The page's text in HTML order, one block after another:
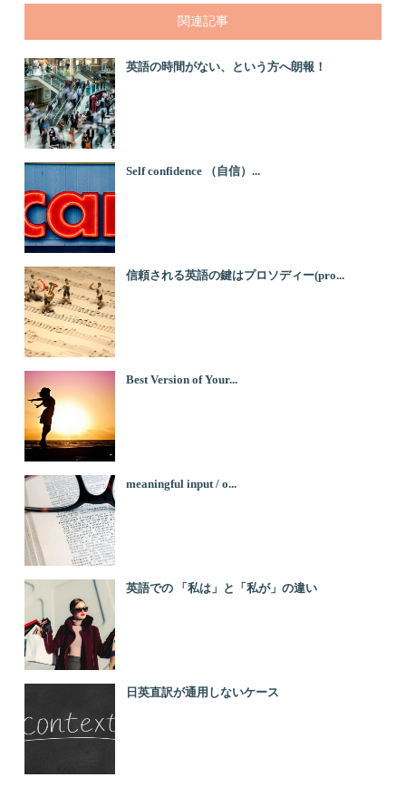
関連記事
英語の時間がない、という方へ朗報！
Self confidence （自信）...
信頼される英語の鍵はプロソディー(pro...
Best Version of Your...
meaningful input / o...
英語での 「私は」と「私が」の違い
日英直訳が通用しないケース